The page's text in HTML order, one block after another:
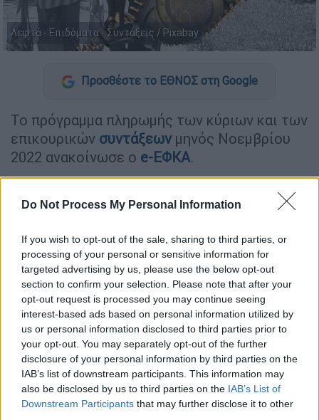
Do Not Process My Personal Information
If you wish to opt-out of the sale, sharing to third parties, or
processing of your personal or sensitive information for
targeted advertising by us, please use the below opt-out
section to confirm your selection. Please note that after your
opt-out request is processed you may continue seeing
interest-based ads based on personal information utilized by
us or personal information disclosed to third parties prior to
your opt-out. You may separately opt-out of the further
disclosure of your personal information by third parties on the
IAB’s list of downstream participants. This information may
also be disclosed by us to third parties on the IAB’s List of
Downstream Participants that may further disclose it to other
Λεφτά - Επιδόματα - Συντάξεις / Pixabay
Προσθέστε το ΕΘΝΟΣ στη Google
Το πρόγραμμα πληρωμής των κύριων και των
επικουρικών συντάξεωνμηνός Νοεμβρίου
2022 ανακοίνωσε ο e-ΕΦΚΑ.
του μέτρου της ταυτόχρονης καταβολής των
πρόγραμμα πληρωμής διαμορφώνεται ως
εξής:
Την Τρίτη 25 Οκτωβρίου 2022 θα
καταβληθούν οι κύριες και οι
επικουρικές συντάξεις των
συνταξιούχων που προέρχονται από
τους τέως φορείς: ΟΑΕΕ, ΟΓΑ, ΝΑΤ,
ΕΤΑΑ, ΕΤΑΤ, ΕΤΑΠ-ΜΜΕ και ΔΕΗ.
Την Τετάρτη 26 Οκτωβρίου 2022 θα